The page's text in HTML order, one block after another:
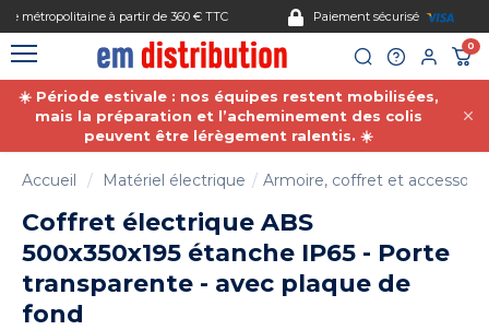
Paiement sécurisé
0
☀️ Période estivale : nos équipes restent mobilisées,
mais la préparation et l’acheminement des colis
peuvent être lérègement ralentis. ☀️
Accueil Matériel électrique Armoire, coffret et
Coffret électrique ABS
500x350x195 étanche IP65 - Porte
transparente - avec plaque de
fond
Gestion des cookies